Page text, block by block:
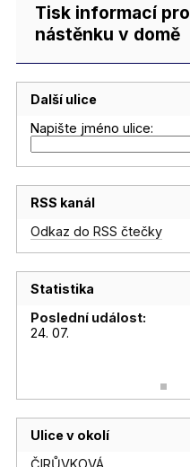
Tisk informací pro
nástěnku v domě
Další ulice
Napište jméno ulice:
RSS kanál
Odkaz do RSS čtečky
Statistika
Poslední událost:
24. 07.
Ulice v okolí